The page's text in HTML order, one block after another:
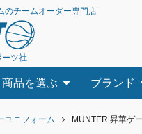
のチームオーダー専門店
ツ社
商品を選ぶ ブランド
ユニフォーム MUNTER 昇華ゲ